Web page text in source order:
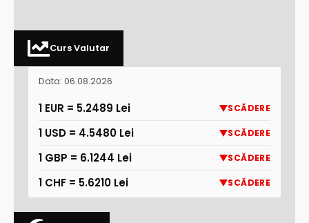
Curs Valutar
Data: 06.08.2026
1 EUR = 5.2489 Lei SCĂDERE
1 USD = 4.5480 Lei SCĂDERE
1 GBP = 6.1244 Lei SCĂDERE
1 CHF = 5.6210 Lei SCĂDERE